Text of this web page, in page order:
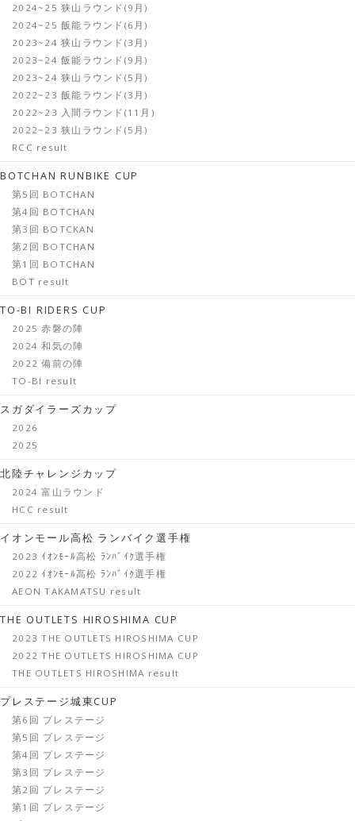
2024~25 狭山ラウンド(9月)
2024~25 飯能ラウンド(6月)
2023~24 狭山ラウンド(3月)
2023~24 飯能ラウンド(9月)
2023~24 狭山ラウンド(5月)
2022~23 飯能ラウンド(3月)
2022~23 入間ラウンド(11月)
2022~23 狭山ラウンド(5月)
RCC result
BOTCHAN RUNBIKE CUP
第5回 BOTCHAN
第4回 BOTCHAN
第3回 BOTCKAN
第2回 BOTCHAN
第1回 BOTCHAN
BOT result
TO-BI RIDERS CUP
2025 赤磐の陣
2024 和気の陣
2022 備前の陣
TO-BI result
スガダイラーズカップ
2026
2025
北陸チャレンジカップ
2024 富山ラウンド
HCC result
イオンモール高松 ランバイク選手権
2023 ｲｵﾝﾓｰﾙ高松 ﾗﾝﾊﾞｲｸ選手権
2022 ｲｵﾝﾓｰﾙ高松 ﾗﾝﾊﾞｲｸ選手権
AEON TAKAMATSU result
THE OUTLETS HIROSHIMA CUP
2023 THE OUTLETS HIROSHIMA CUP
2022 THE OUTLETS HIROSHIMA CUP
THE OUTLETS HIROSHIMA result
プレステージ城東CUP
第6回 プレステージ
第5回 プレステージ
第4回 プレステージ
第3回 プレステージ
第2回 プレステージ
第1回 プレステージ